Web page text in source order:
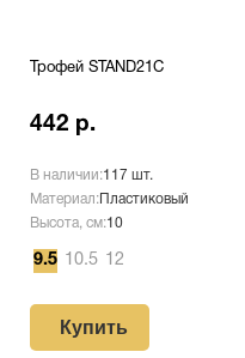
Трофей STAND21C
442 р.
В наличии:117 шт.
Материал: Пластиковый
Высота, см:10
9.5 10.5 12
Купить